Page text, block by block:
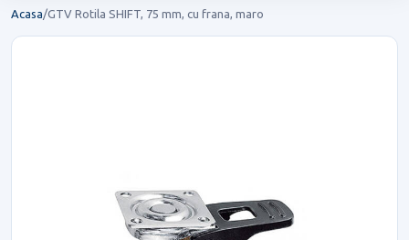
Acasa/GTV Rotila SHIFT, 75 mm, cu frana, maro